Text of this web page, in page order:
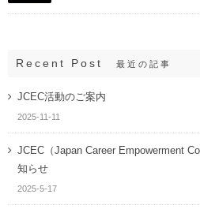
Recent Post 最近の記事
JCEC活動のご案内
2025-11-11
JCEC（Japan Career Empowerment
知らせ
2025-5-17